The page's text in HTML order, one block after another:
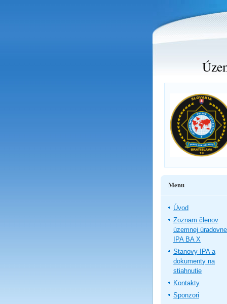
Menu
Úvod
Zoznam členov
územnej úradovne
IPA BA X
Stanovy IPA a
dokumenty na
stiahnutie
Kontakty
Sponzori